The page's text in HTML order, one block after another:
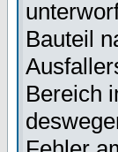
Bauteil
Bereich